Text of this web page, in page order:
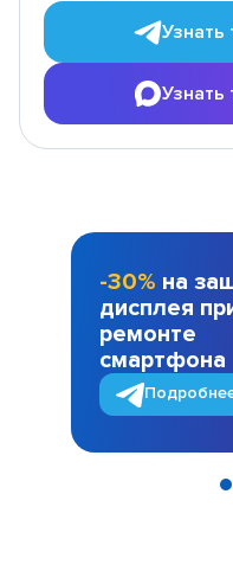
Узнать
Узнать
-30% на
дисплея
ремонте
смартфона